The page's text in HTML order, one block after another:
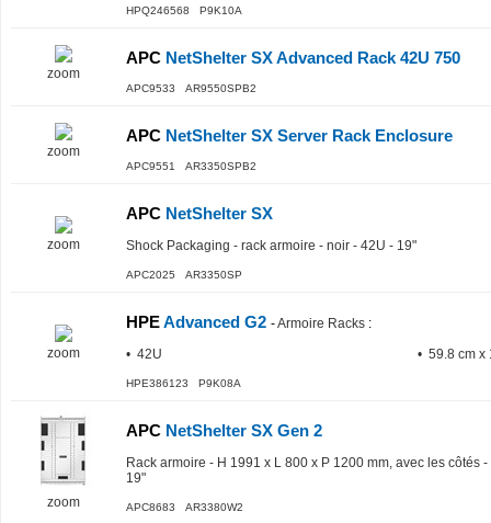
HPQ246568 P9K10A
zoom
APC NetShelter SX Advanced Rack 42U 750
APC9533 AR9550SPB2
zoom
APC NetShelter SX Server Rack Enclosure
APC9551 AR3350SPB2
zoom
APC NetShelter SX
Shock Packaging - rack armoire - noir - 42U - 19"
APC2025 AR3350SP
zoom
HPEAdvanced G2 -Armoire Racks :
• 42U
• 59.8 cm x
HPE386123 P9K08A
zoom
APC NetShelter SX Gen 2
Rack armoire - H 1991 x L 800 x P 1200 mm, avec les côtés
19"
APC8683 AR3380W2